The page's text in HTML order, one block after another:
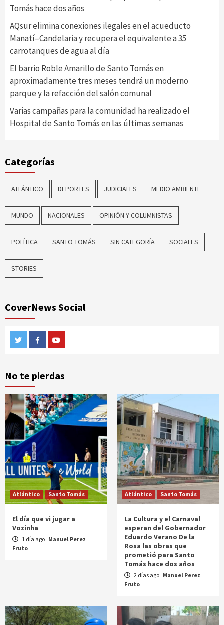
Tomás hace dos años
AQsur elimina conexiones ilegales en el acueducto
Manatí–Candelaria y recupera el equivalente a 35
carrotanques de agua al día
El barrio Roble Amarillo de Santo Tomás en
aproximadamente tres meses tendrá un moderno
parque y la refacción del salón comunal
Varias campañas para la comunidad ha realizado el
Hospital de Santo Tomás en las últimas semanas
Categorías
ATLÁNTICO DEPORTES JUDICIALES MEDIO AMBIENTE
MUNDO NACIONALES OPINIÓN Y COLUMNISTAS
POLÍTICA SANTO TOMÁS SIN CATEGORÍA SOCIALES
STORIES
CoverNews Social
TwitterFacebook
No te pierdas
Atlántico Santo Tomás
El día que vi jugar a
Vozinha
1 día ago Manuel Perez
Fruto
Atlántico Santo Tomás
La Cultura y el Carnaval
esperan del Gobernador
Eduardo Verano De la
Rosa las obras que
prometió para Santo
Tomás hace dos años
2 días ago Manuel Perez
Fruto